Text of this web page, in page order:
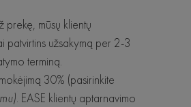
prekę, mūsų klientų
patvirtins užsakymą per 2-3
terminą.
30% (pasirinkite
. EASE klientų aptarnavimo